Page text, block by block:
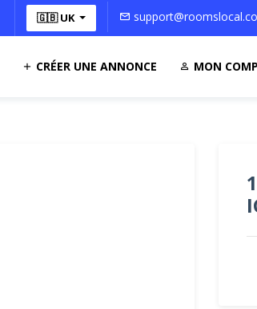
🇬🇧 UK
CRÉER UNE ANNONCE MON